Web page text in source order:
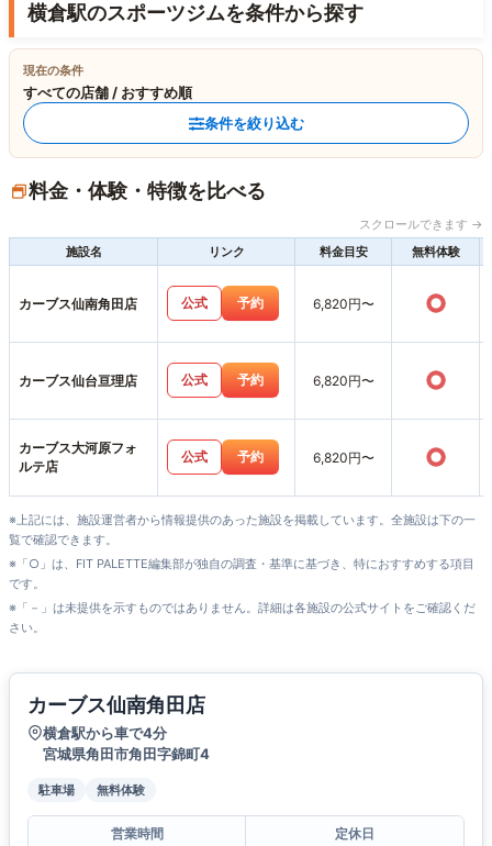
横倉駅のスポーツジムを条件から探す
現在の条件
すべての店舗 / おすすめ順
条件を絞り込む
料金・体験・特徴を比べる
スクロールできます →
施設名
リンク 料金目安 無料体験
カーブス仙南角田店 公式 予約 6,820円〜 ○
カーブス仙台亘理店 公式 予約 6,820円〜 ○
カーブス大河原フォ
ルテ店
公式 予約 6,820円〜 ○
※上記には、施設運営者から情報提供のあった施設を掲載しています。全施設は下の一
覧で確認できます。
※「○」は、FIT PALETTE編集部が独自の調査・基準に基づき、特におすすめする項目
です。
※「－」は未提供を示すものではありません。詳細は各施設の公式サイトをご確認くだ
さい。
カーブス仙南角田店
横倉駅から車で4分
宮城県角田市角田字錦町4
駐車場 無料体験
営業時間
定休日